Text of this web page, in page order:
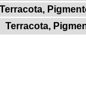
Terracota,
Terracota,